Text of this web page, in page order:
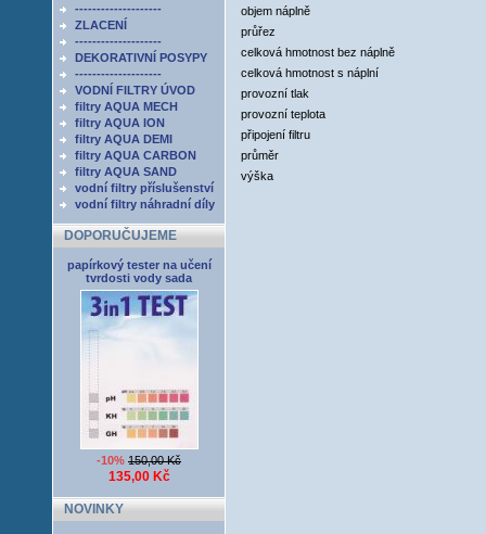
--------------------
ZLACENÍ
--------------------
DEKORATIVNÍ POSYPY
--------------------
VODNÍ FILTRY ÚVOD
filtry AQUA MECH
filtry AQUA ION
filtry AQUA DEMI
filtry AQUA CARBON
filtry AQUA SAND
vodní filtry příslušenství
vodní filtry náhradní díly
DOPORUČUJEME
papírkový tester na učení
tvrdosti vody sada
-10% 150,00 Kč
135,00 Kč
NOVINKY
objem náplně
průřez
celková hmotnost bez náplně
celková hmotnost s náplní
provozní tlak
provozní teplota
připojení filtru
průměr
výška